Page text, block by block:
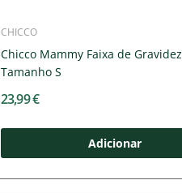
CHICCO
Chicco Mammy Faixa de Gravidez
Tamanho S
23,99 €
Adicionar